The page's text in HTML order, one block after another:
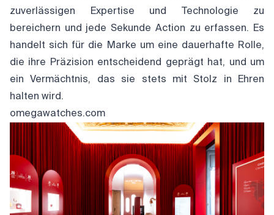
zuverlässigen Expertise und Technologie zu
bereichern und jede Sekunde Action zu erfassen. Es
handelt sich für die Marke um eine dauerhafte Rolle,
die ihre Präzision entscheidend geprägt hat, und um
ein Vermächtnis, das sie stets mit Stolz in Ehren
halten wird.
omegawatches.com